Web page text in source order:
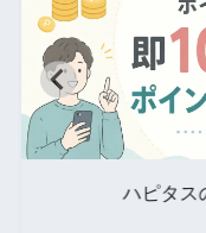
ハピタス